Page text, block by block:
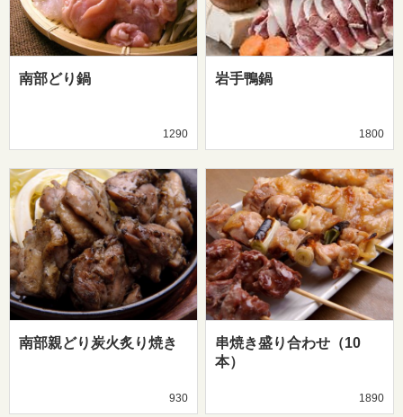
南部どり鍋
1290
岩手鴨鍋
1800
南部親どり炭火炙り焼き
930
串焼き盛り合わせ（10
本）
1890